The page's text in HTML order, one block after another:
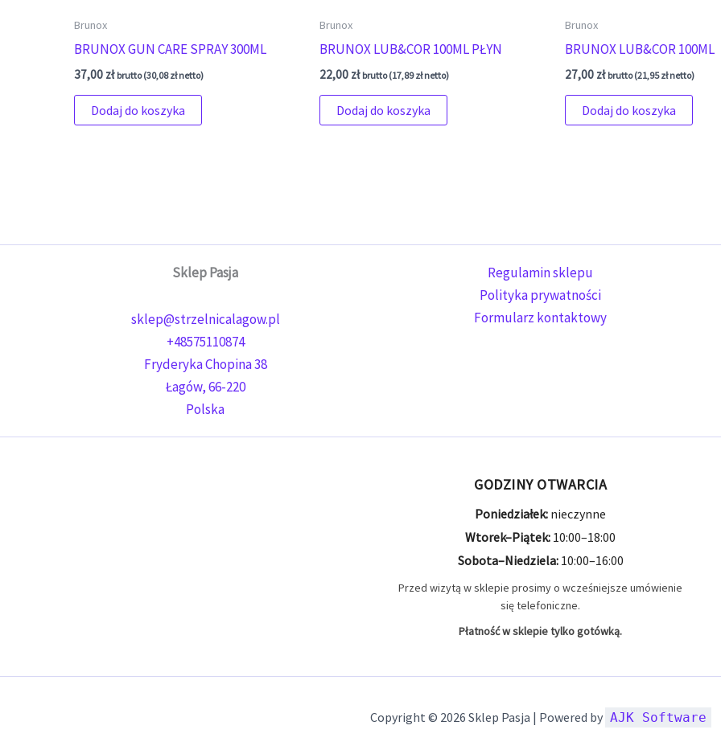
Brunox
BRUNOX GUN CARE SPRAY 300ML
37,00 zł brutto (30,08złnetto)
Dodaj do koszyka
Brunox
BRUNOX LUB&COR 100ML PŁYN
22,00 zł brutto (17,89złnetto)
Dodaj do koszyka
Brunox
BRUNOX LUB&COR 100ML
27,00 zł brutto (21,95złnetto)
Dodaj do koszyka
Sklep Pasja
sklep@strzelnicalagow.pl
+48575110874
Fryderyka Chopina 38
Łagów,66-220
Polska
Regulamin sklepu
Polityka prywatności
Formularz kontaktowy
GODZINY OTWARCIA
Poniedziałek: nieczynne
Wtorek–Piątek: 10:00–18:00
Sobota–Niedziela:10:00–16:00
Przed wizytą w sklepie prosimy o wcześniejsze umówienie
się telefoniczne.
Płatność w sklepie tylko gotówką.
Copyright © 2026 Sklep Pasja | Powered by AJK Software